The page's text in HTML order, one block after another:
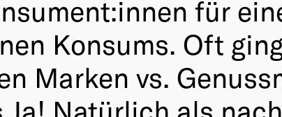
für
Konsums. Oft
Marken vs.
Natürlich als